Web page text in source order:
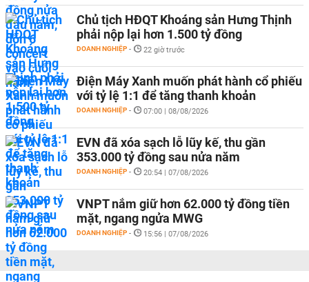
Chủ tịch HĐQT Khoáng sản Hưng Thịnh
phải nộp lại hơn 1.500 tỷ đồng
DOANH NGHIỆP - 22 giờ trước
Điện Máy Xanh muốn phát hành cổ phiếu
với tỷ lệ 1:1 để tăng thanh khoản
DOANH NGHIỆP - 07:00 | 08/08/2026
EVN đã xóa sạch lỗ lũy kế, thu gần
353.000 tỷ đồng sau nửa năm
DOANH NGHIỆP - 20:54 | 07/08/2026
VNPT nắm giữ hơn 62.000 tỷ đồng tiền
mặt, ngang ngửa MWG
DOANH NGHIỆP - 15:56 | 07/08/2026